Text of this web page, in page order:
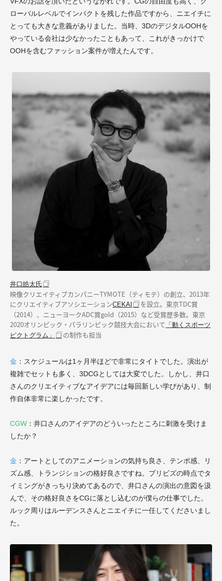
ローバルレベルでインパクトを残した作品ですから、ニエイチに
とっても大きな意義がありました。当時、3DのデジタルOOHを
やっている会社は少なかったこともあって、これがきっかけで
OOHを含むファッション案件が増えたんです。
井口皓太氏
映像クリエイティブカンパニーTYMOTE（ティモテ）の創立、2013年
にクリエイティブアソシエーションCEKAI
を設立。東京TDC賞
（2014）、ニューヨークADC賞gold（2015）など受賞歴多数。東京
2020オリンピック・パラリンピック競技大会において 「動くスポーツ
ピクトグラム」
の制作も担当
金 ：スケジュールは1ヶ月半ほどで非常にタイトでした。演出が
複雑でセットも多く、3DCGとしては大変でした。しかし、井口
さんのクリエイティブなアイデアには毎回新しい学びがあり、制
作自体非常に楽しかったです。
CGW ：井口さんのアイデアのどういったところに刺激を受けま
したか？
金 ：アートとしてのアニメーションの気持ち良さ、テンポ感、リ
ズム感、トランジションの格好良さですね。プリビズの時点でタ
イミングがきっちり決めてあるので、井口さんの演出の意図を汲
んで、その格好良さをCGに落とし込むのが僕らの仕事でした。
ルック周りはルーデンスさんとニエイチに一任してくださいまし
た。